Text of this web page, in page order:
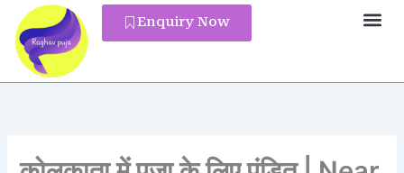
content
Enquiry Now